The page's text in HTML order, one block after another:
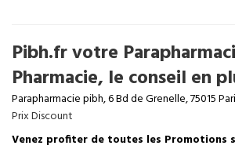
Pibh.fr votre
Pharmacie, le conseil en
Parapharmacie pibh, 6 Bd de Grenelle, 75015
Prix Discount
Venez profiter de toutes les Promotions